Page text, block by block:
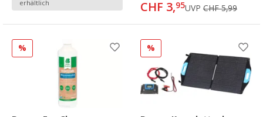
erhältlich
CHF 3,95UVP CHF 5,99
% %